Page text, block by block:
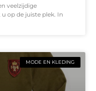
veelzijdige
op de juiste plek. In
MODE EN KLEDING